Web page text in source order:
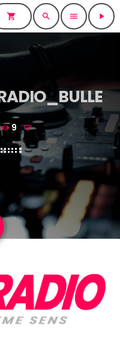
shopping_cart search menu play_arrow
9